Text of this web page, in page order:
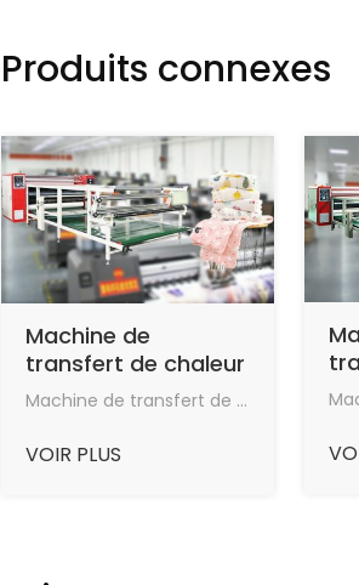
Produits connexes
Machine de
transfert de chaleur
de rouleau de
l'impression
Machine de transfert de papier de sublimation textile à haute vitesse (JM-600) pour tissu de polyester.
VOIR PLUS